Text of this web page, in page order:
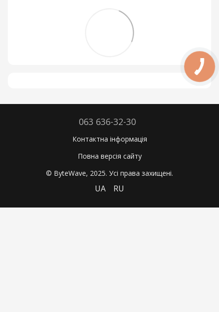
063 636-32-30
Контактна інформація
Повна версія сайту
© ByteWave, 2025. Усі права захищені.
UA RU